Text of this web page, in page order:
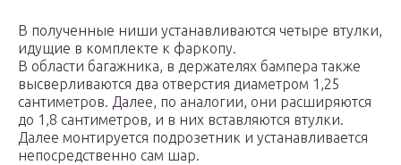
В полученные ниши устанавливаются четыре втулки,
идущие в комплекте к фаркопу.
В области багажника, в держателях бампера также
высверливаются два отверстия диаметром 1,25
сантиметров. Далее, по аналогии, они расширяются
до 1,8 сантиметров, и в них вставляются втулки.
Далее монтируется подрозетник и устанавливается
непосредственно сам шар.